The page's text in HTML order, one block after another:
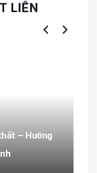
LIÊN
– Hướng